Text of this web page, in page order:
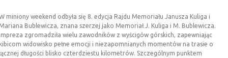
miniony weekend odbyła się 8. edycja Rajdu Memoriału Janusza Kuliga i
Bublewicza, znana szerzej jako Memoriał J. Kuliga i M. Bublewicza.
zgromadziła wielu zawodników z wyścigów górskich, zapewniając
widowisko pełne emocji i niezapomnianych momentów na trasie o
długości blisko czterdziestu kilometrów. Szczególnym punktem